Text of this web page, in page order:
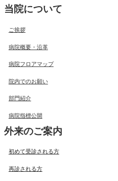
当院について
ご挨拶
病院概要・沿革
病院フロアマップ
院内でのお願い
部門紹介
病院指標公開
外来のご案内
初めて受診される方
再診される方